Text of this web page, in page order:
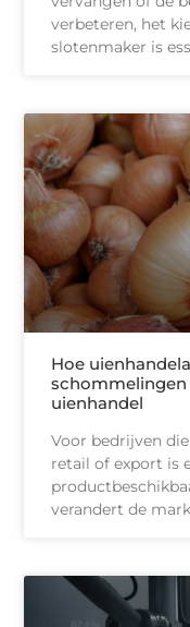
verbeteren, het
slotenmaker is
Hoe
schommelingen
uienhandel
Voor bedrijven
retail of export is
verandert de